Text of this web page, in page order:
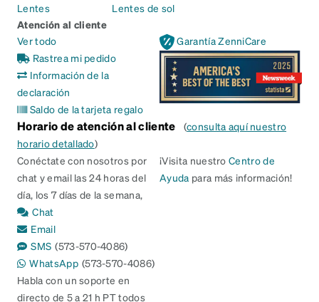
Lentes
Lentes de sol
Atención al cliente
Ver todo
Rastrea mi pedido
Información de la
declaración
Saldo de la tarjeta regalo
Garantía ZenniCare
Horario de atención al cliente (consulta aquí nuestro
horario detallado)
Conéctate con nosotros por
chat y email las 24 horas del
día, los 7 días de la semana,
Chat
Email
SMS (573-570-4086)
WhatsApp (573-570-4086)
Habla con un soporte en
directo de 5 a 21 h PT todos
¡Visita nuestroCentro de
Ayuda para más información!